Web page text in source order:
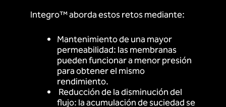
Integro™ aborda estos retos mediante:
Mantenimiento de una mayor
permeabilidad: las membranas
pueden funcionar a menor presión
para obtener el mismo
rendimiento.
Reducción de la disminución del
flujo: la acumulación de suciedad se